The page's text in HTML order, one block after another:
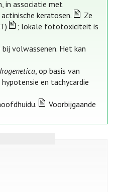
in associatie met
keratosen.
Ze
; lokale fototoxiciteit is
volwassenen. Het kan
, op basis van
en tachycardie
Voorbijgaande